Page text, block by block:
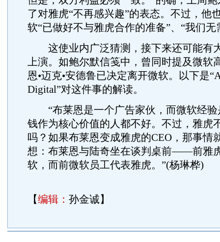
了对雅虎“不再感兴趣”的表态。不过，他
软“已做好不与雅虎合作的准备”、“我们无
这使业内广泛猜测，接下来还可能有
上演。如鲍尔默信笺中，曾同时提及微软
恩•迈克•安德鲁已决定离开微软。以下
Digital”对这件事的解读。
“布莱恩是一个广告家伙，而微软经
钱作为核心价值的人都不好。不过，雅虎
吗？如果布莱恩变成雅虎的CEO，那事情
想：布莱恩与陆奇坐在谈判桌前——前雅
软，而前微软员工代表雅虎。”(杨琳桦)
【编辑： 孙金诚】